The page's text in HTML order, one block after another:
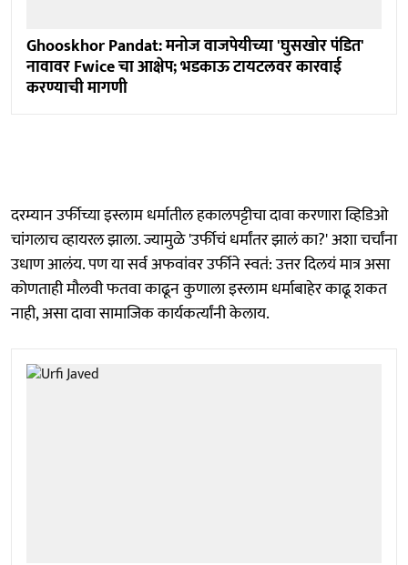
Ghooskhor Pandat: मनोज वाजपेयीच्या 'घुसखोर पंडित'
नावावर Fwice चा आक्षेप; भडकाऊ टायटलवर कारवाई
करण्याची मागणी
दरम्यान उर्फीच्या इस्लाम धर्मातील हकालपट्टीचा दावा करणारा व्हिडिओ
चांगलाच व्हायरल झाला. ज्यामुळे 'उर्फीचं धर्मांतर झालं का?' अशा चर्चांना
उधाण आलंय. पण या सर्व अफवांवर उर्फीने स्वतं: उत्तर दिलयं मात्र असा
कोणताही मौलवी फतवा काढून कुणाला इस्लाम धर्माबाहेर काढू शकत
नाही, असा दावा सामाजिक कार्यकर्त्यांनी केलाय.